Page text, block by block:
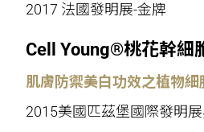
2017 法國發明展-金牌
Cell Young®桃花幹細
肌膚防禦美白功效之植物細
2015美國匹茲堡國際發明